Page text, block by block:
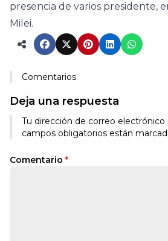
presencia de varios presidente,
Milei.
Comentarios
Deja una respuesta
Tu dirección de correo electrónico
campos obligatorios están
Comentario *